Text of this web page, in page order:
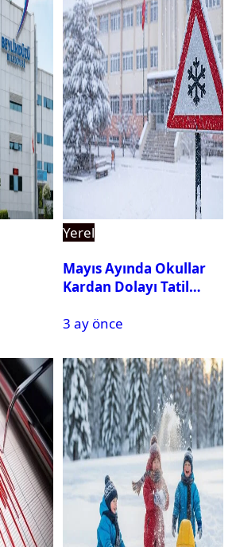
Yerel
Mayıs Ayında Okullar
Kardan Dolayı Tatil
3 ay önce